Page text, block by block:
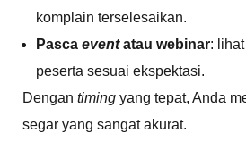
komplain terselesaikan.
Pasca eventatau webinar:
peserta sesuai ekspektasi.
Dengan timing yang tepat, Anda
segar yang sangat akurat.